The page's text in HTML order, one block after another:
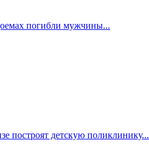
погибли мужчины...
построят детскую поликлинику...